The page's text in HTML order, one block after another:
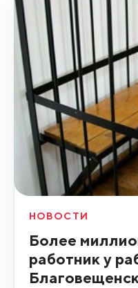
НОВОСТИ
Более
работник у